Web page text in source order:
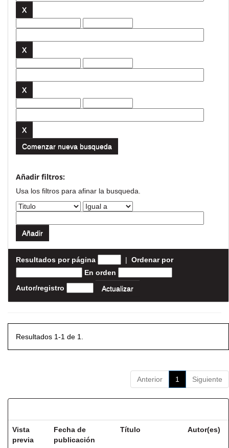
Comenzar nueva busqueda
Añadir filtros:
Usa los filtros para afinar la busqueda.
Resultados por página | Ordenar por
En orden
Autor/registro
Resultados 1-1 de 1.
Anterior 1 Siguiente
Vista
previa
Fecha de
publicación
Título Autor(es)